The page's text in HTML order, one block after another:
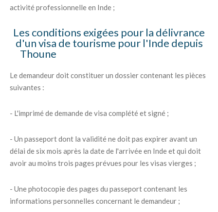
activité professionnelle en Inde ;
Les conditions exigées pour la délivrance
d'un visa de tourisme pour l'Inde depuis
Thoune
Le demandeur doit constituer un dossier contenant les pièces
suivantes :
- L'imprimé de demande de visa complété et signé ;
- Un passeport dont la validité ne doit pas expirer avant un
délai de six mois après la date de l'arrivée en Inde et qui doit
avoir au moins trois pages prévues pour les visas vierges ;
- Une photocopie des pages du passeport contenant les
informations personnelles concernant le demandeur ;